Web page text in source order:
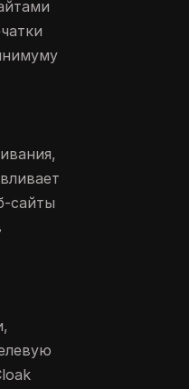
сайты